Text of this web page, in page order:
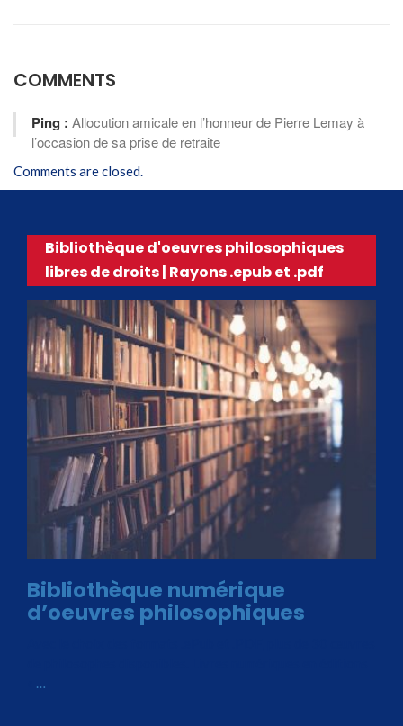
COMMENTS
Ping : Allocution amicale en l’honneur de Pierre Lemay à
l’occasion de sa prise de retraite
Comments are closed.
Bibliothèque d'oeuvres philosophiques
libres de droits | Rayons .epub et .pdf
Bibliothèque numérique
d’oeuvres philosophiques
…